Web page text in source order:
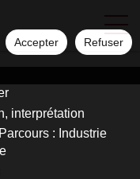
Accepter Refuser
interprétation
: Industrie